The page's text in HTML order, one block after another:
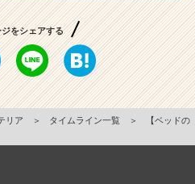
をシェアする
リア ＞ タイムライン一覧 ＞
【ベッドの